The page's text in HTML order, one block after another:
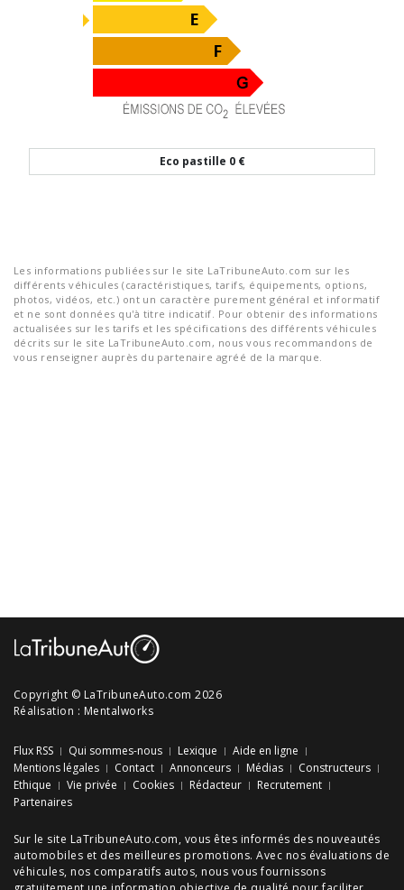
Eco pastille 0 €
Les informations publiées sur le site LaTribuneAuto.com sur les
différents véhicules (caractéristiques, tarifs, équipements, options,
photos, vidéos, etc.) ont un caractère purement général et informatif
et ne sont données qu'à titre indicatif. Pour obtenir des informations
actualisées sur les tarifs et les spécifications des différents véhicules
décrits sur le site LaTribuneAuto.com, nous vous recommandons de
vous renseigner auprès du partenaire agréé de la marque.
Copyright © LaTribuneAuto.com 2026
Réalisation : Mentalworks
Flux RSS Qui sommes-nous Lexique
Aide en ligne
Mentions légales
Contact Annonceurs Médias
Constructeurs
Ethique
Vie privée Cookies Rédacteur
Recrutement
Partenaires
Sur le site LaTribuneAuto.com, vous êtes informés des nouveautés
automobiles et des meilleures promotions. Avec nos évaluations de
véhicules, nos comparatifs autos, nous vous fournissons